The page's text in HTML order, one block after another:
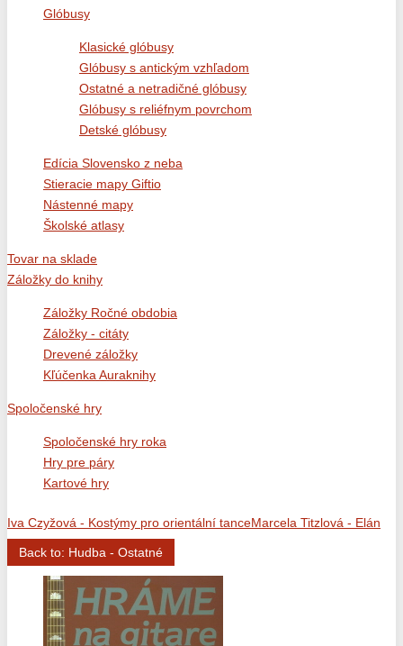
Glóbusy
Klasické glóbusy
Glóbusy s antickým vzhľadom
Ostatné a netradičné glóbusy
Glóbusy s reliéfnym povrchom
Detské glóbusy
Edícia Slovensko z neba
Stieracie mapy Giftio
Nástenné mapy
Školské atlasy
Tovar na sklade
Záložky do knihy
Záložky Ročné obdobia
Záložky - citáty
Drevené záložky
Kľúčenka Auraknihy
Spoločenské hry
Spoločenské hry roka
Hry pre páry
Kartové hry
Iva Czyžová - Kostýmy pro orientální tanceMarcela Titzlová - Elán
Back to: Hudba - Ostatné